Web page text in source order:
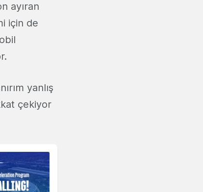
ayıran
için de
yanlış
çekiyor